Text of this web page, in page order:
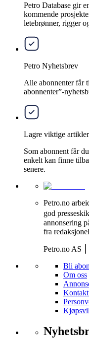
Petro Database gir
kommende
letebrønner, rigger
Petro Nyhetsbrev
Alle abonnenter får
abonnenter”-
Lagre viktige artikler
Som abonnent får
enkelt kan finne
senere.
Petro.no
god
annonsering
fra
Petro.no AS
Bli
Om oss